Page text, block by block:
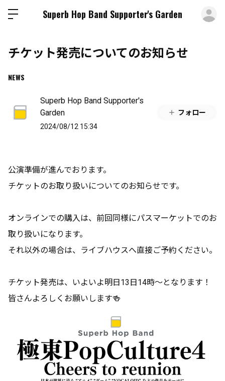
Superb Hop Band Supporter's Garden
チケット発売についてのお知らせ
NEWS
Superb Hop Band Supporter's
Garden
2024/08/12 15:34
フォロー
公演準備が進んでおります。
チケットのお取り扱いについてのお知らせです。
オンラインでの購入は、前回同様にパスマーケットでのお
取り扱いになります。
それ以外の場合は、ライブハウスへ直接ご予約ください。
チケット発売は、いよいよ明日13日14時〜となります！
皆さんよろしくお願いします🍻